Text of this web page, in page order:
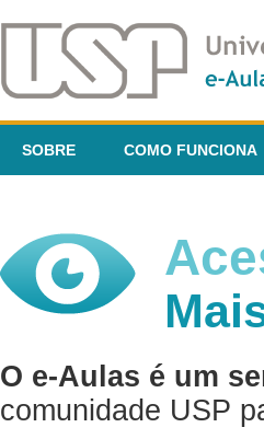
SOBRE COMO FUNCIONA
O e-Aulas é um
comunidade USP